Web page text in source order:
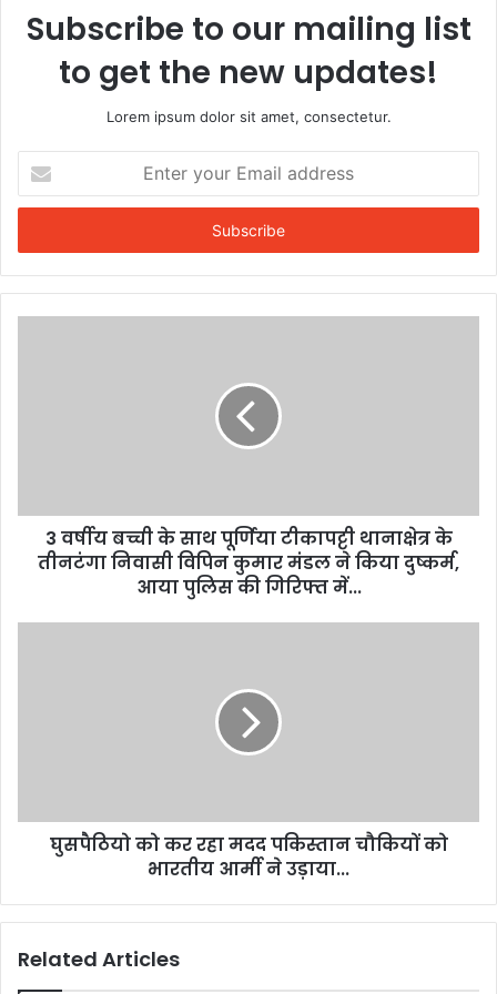
Subscribe to our mailing list
to get the new updates!
Lorem ipsum dolor sit amet, consectetur.
your
Email
3 वर्षीय बच्ची के साथ पूर्णिया टीकापट्टी थानाक्षेत्र के
तीनटंगा निवासी विपिन कुमार मंडल ने किया दुष्कर्म,
आया पुलिस की गिरिफ्त में...
घुसपैठियो को कर रहा मदद पकिस्तान चौकियों को
भारतीय आर्मी ने उड़ाया...
Related Articles